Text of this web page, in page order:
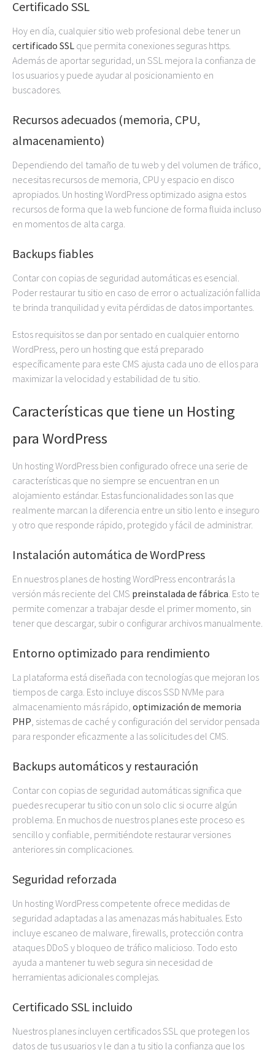
Certificado SSL
Hoy en día, cualquier sitio web profesional debe tener un
certificado SSL que permita conexiones seguras https.
Además de aportar seguridad, un SSL mejora la confianza de
los usuarios y puede ayudar al posicionamiento en
buscadores.
Recursos adecuados (memoria, CPU,
almacenamiento)
Dependiendo del tamaño de tu web y del volumen de tráfico,
necesitas recursos de memoria, CPU y espacio en disco
apropiados. Un hosting WordPress optimizado asigna estos
recursos de forma que la web funcione de forma fluida incluso
en momentos de alta carga.
Backups fiables
Contar con copias de seguridad automáticas es esencial.
Poder restaurar tu sitio en caso de error o actualización fallida
te brinda tranquilidad y evita pérdidas de datos importantes.
Estos requisitos se dan por sentado en cualquier entorno
WordPress, pero un hosting que está preparado
específicamente para este CMS ajusta cada uno de ellos para
maximizar la velocidad y estabilidad de tu sitio.
Características que tiene un Hosting
para WordPress
Un hosting WordPress bien configurado ofrece una serie de
características que no siempre se encuentran en un
alojamiento estándar. Estas funcionalidades son las que
realmente marcan la diferencia entre un sitio lento e inseguro
y otro que responde rápido, protegido y fácil de administrar.
Instalación automática de WordPress
En nuestros planes de hosting WordPress encontrarás la
versión más reciente del CMS preinstalada de fábrica . Esto te
permite comenzar a trabajar desde el primer momento, sin
tener que descargar, subir o configurar archivos manualmente.
Entorno optimizado para rendimiento
La plataforma está diseñada con tecnologías que mejoran los
tiempos de carga. Esto incluye discos SSD NVMe para
almacenamiento más rápido, optimización de memoria
PHP , sistemas de caché y configuración del servidor pensada
para responder eficazmente a las solicitudes del CMS.
Backups automáticos y restauración
Contar con copias de seguridad automáticas significa que
puedes recuperar tu sitio con un solo clic si ocurre algún
problema. En muchos de nuestros planes este proceso es
sencillo y confiable, permitiéndote restaurar versiones
anteriores sin complicaciones.
Seguridad reforzada
Un hosting WordPress competente ofrece medidas de
seguridad adaptadas a las amenazas más habituales. Esto
incluye escaneo de malware, firewalls, protección contra
ataques DDoS y bloqueo de tráfico malicioso. Todo esto
ayuda a mantener tu web segura sin necesidad de
herramientas adicionales complejas.
Certificado SSL incluido
Nuestros planes incluyen certificados SSL que protegen los
datos de tus usuarios y le dan a tu sitio la confianza que los